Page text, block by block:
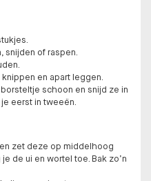
snijden of raspen.
en apart leggen.
schoon en snijd ze in
eerst in tweeën.
zet deze op middelhoog
de ui en wortel toe. Bak zo’n